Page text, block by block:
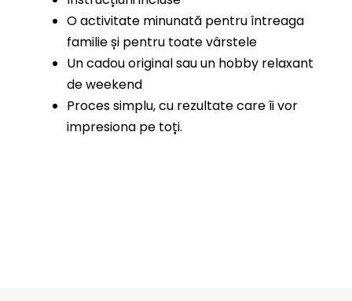
O activitate minunată pentru întreaga
familie și pentru toate vârstele
Un cadou original sau un hobby relaxant
de weekend
Proces simplu, cu rezultate care îi vor
impresiona pe toți.